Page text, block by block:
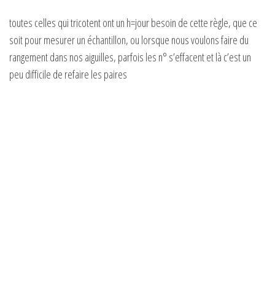
toutes celles qui tricotent ont un h=jour besoin de cette règle, que ce
soit pour mesurer un échantillon, ou lorsque nous voulons faire du
rangement dans nos aiguilles, parfois les n° s’effacent et là c’est un
peu difficile de refaire les paires